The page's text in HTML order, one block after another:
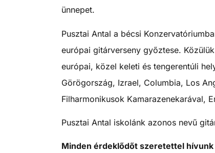
ünnepet.
Pusztai Antal a bécsi
európai gitárverseny győztese.
európai, közel keleti és tengerentúli
Görögország, Izrael, Columbia, Los
Filharmonikusok Kamarazenekarával,
Pusztai Antal iskolánk azonos nevű
Minden érdeklődőt szeretettel hívunk